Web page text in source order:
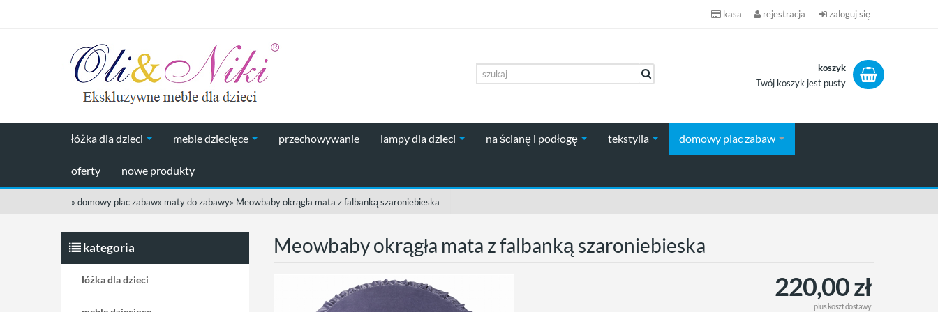
kasa rejestracja zaloguj się
koszyk
Twój koszyk jest pusty
łóżka dla dzieci meble dziecięce przechowywanie lampy dla dzieci na ścianę i podłogę tekstylia domowy plac zabaw
oferty nowe produkty
» domowy plac zabaw» maty do zabawy» Meowbaby okrągła mata z falbanką szaroniebieska
Meowbaby okrągła mata z falbanką szaroniebieska
220,00 zł
pluskoszt dostawy
kategoria
łóżka dla dzieci